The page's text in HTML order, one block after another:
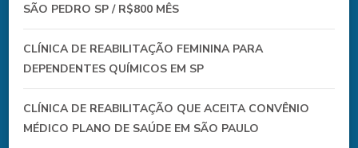
SÃO PEDRO SP / R$800 MÊS
CLÍNICA DE REABILITAÇÃO FEMININA PARA
DEPENDENTES QUÍMICOS EM SP
CLÍNICA DE REABILITAÇÃO QUE ACEITA CONVÊNIO
MÉDICO PLANO DE SAÚDE EM SÃO PAULO